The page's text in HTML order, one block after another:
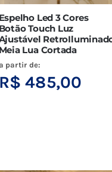
Espelho Led Orgânico
Irregular 60×160 Corpo
Inteiro Luz Indireta
a partir de:
R$895,00